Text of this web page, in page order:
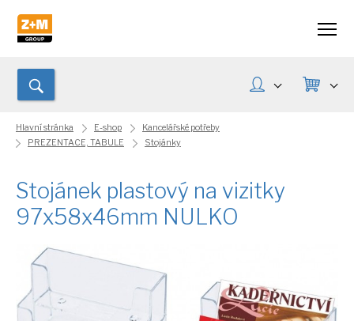
Hlavní stránka E-shop
Kancelářské potřeby
PREZENTACE, TABULE
Stojánky
Stojánek plastový na vizitky
97x58x46mm NULKO